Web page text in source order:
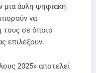
μια άυλη ψηφιακή
να
τους σε όποιο
επιλέξουν.
2025» αποτελεί